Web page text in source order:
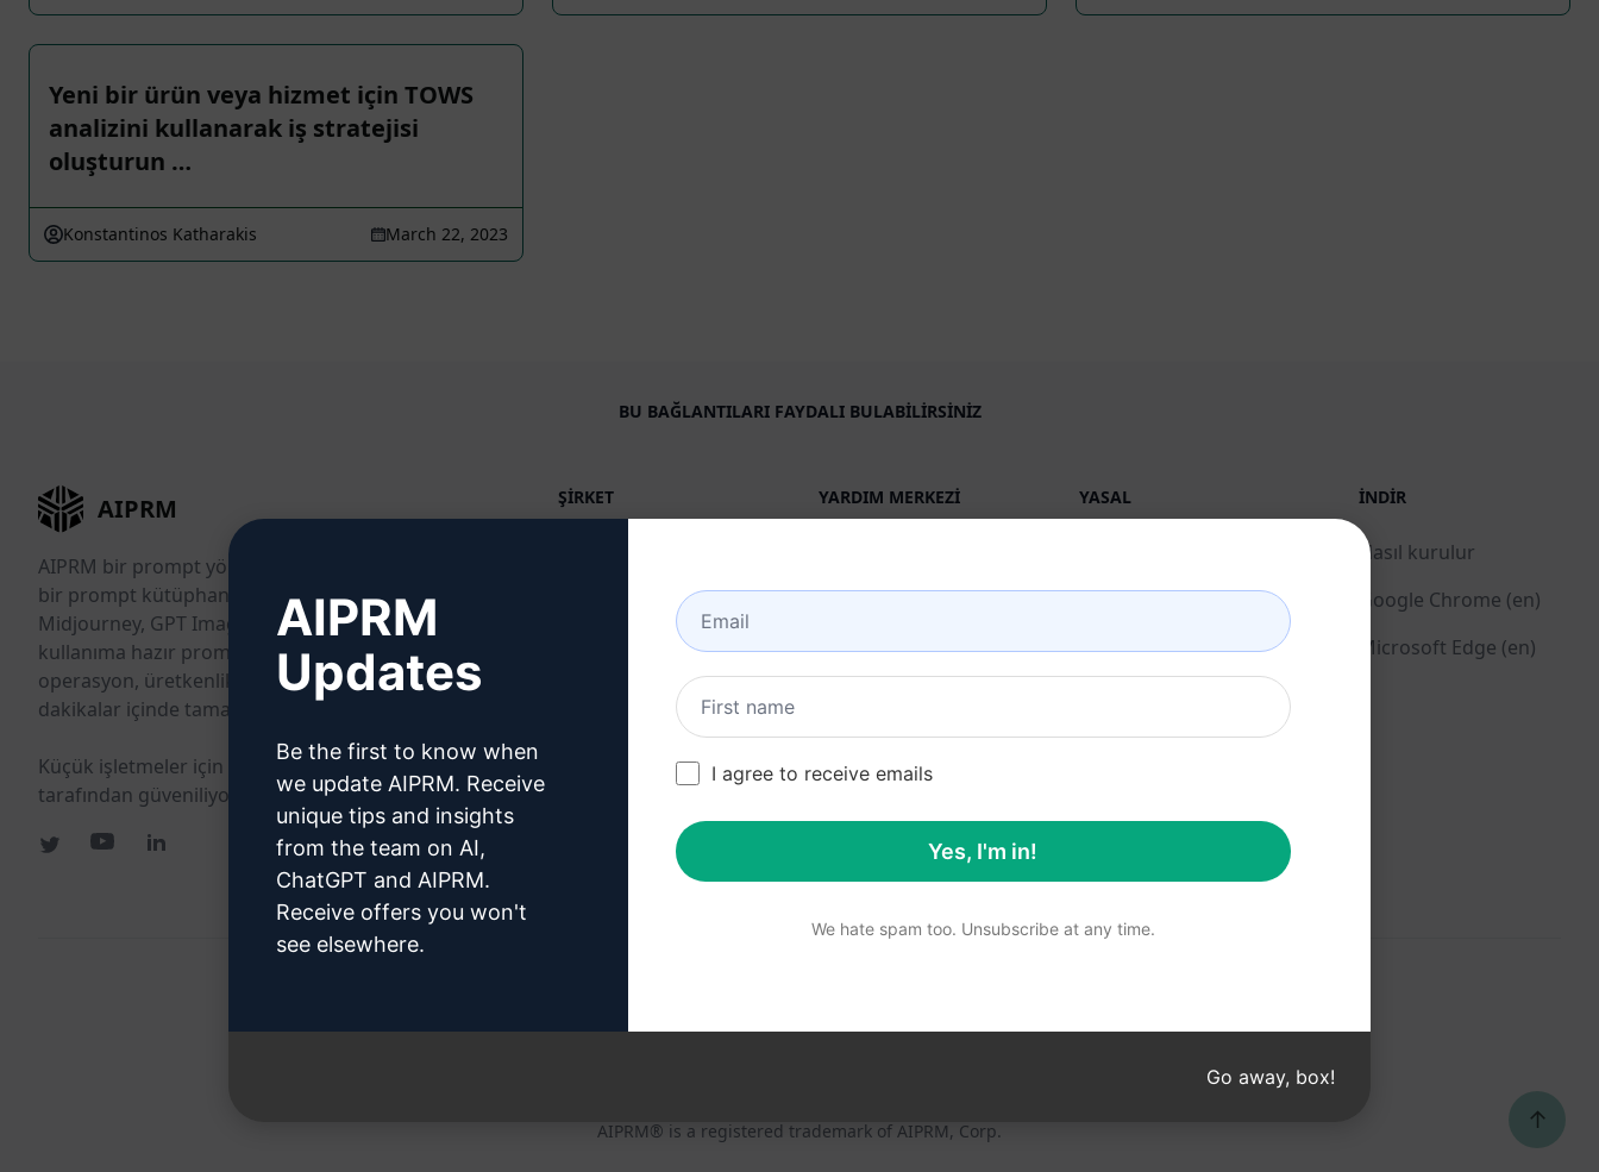
Yeni bir ürün veya hizmet için TOWS
analizini kullanarak iş stratejisi
oluşturun …
Konstantinos Katharakis March 22, 2023
BU BAĞLANTILARI FAYDALI BULABILIRSINIZ
AIPRM
AIPRM bir prompt yönetim aracı ve topluluk odaklı
bir prompt kütüphanesidir. ChatGPT, Claude, Gemini,
Midjourney, GPT Image ve daha niceleri için
kullanıma hazır promptlarla pazarlama, satış,
operasyon, üretkenlik ve müşteri desteği görevlerini
dakikalar içinde tamamlayın.
Küçük işletmeler için geliştirildi. Büyük işletmeler
tarafından güveniliyor.
ŞIRKET
Endüstriler (en)
Üretken Yapay Zeka
Solo Fiyatlandırma (en)
Takım Fiyatlandırması
YARDIM MERKEZI
Kullanıcı Topluluğu (en)
Durum (en)
YASAL
Kabul Edilebilir Kullanım
Kullanım Koşulları (en)
(en)
İNDIR
Nasıl kurulur
Google Chrome (en)
Microsoft Edge (en)
All logos, trademarks, and registered trademarks are the property of their respective owners.
AIPRM® is a registered trademark of AIPRM, Corp.
↑
AIPRM
Updates
Be the first to know when
we update AIPRM. Receive
unique tips and insights
from the team on AI,
ChatGPT and AIPRM.
Receive offers you won't
see elsewhere.
I agree to receive emails
Yes, I'm in!
We hate spam too. Unsubscribe at any time.
Go away, box!